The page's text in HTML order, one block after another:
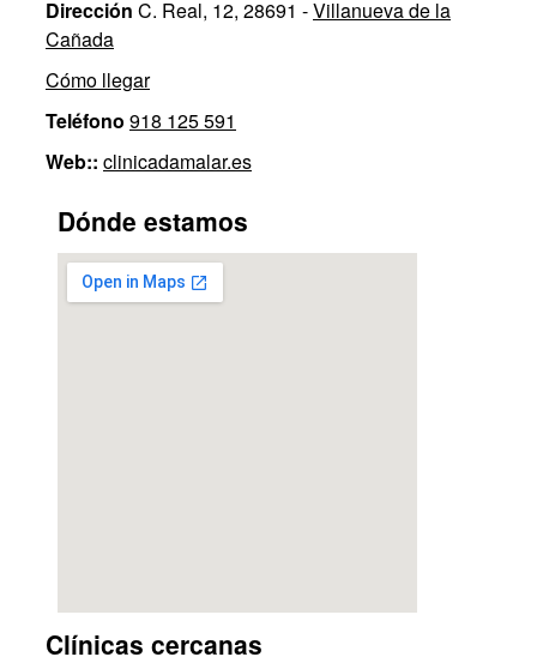
Dirección C. Real, 12, 28691 -Villanueva de la
Cañada
Cómo llegar
Teléfono 918 125 591
Web:: clinicadamalar.es
Dónde estamos
Clínicas cercanas